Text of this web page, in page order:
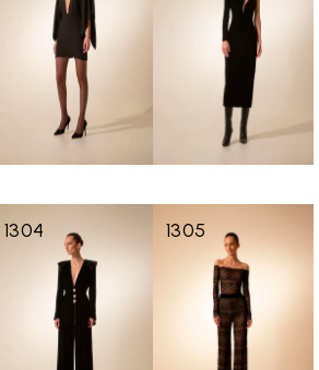
1304 1305